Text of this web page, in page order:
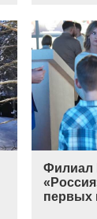
Филиал
первых